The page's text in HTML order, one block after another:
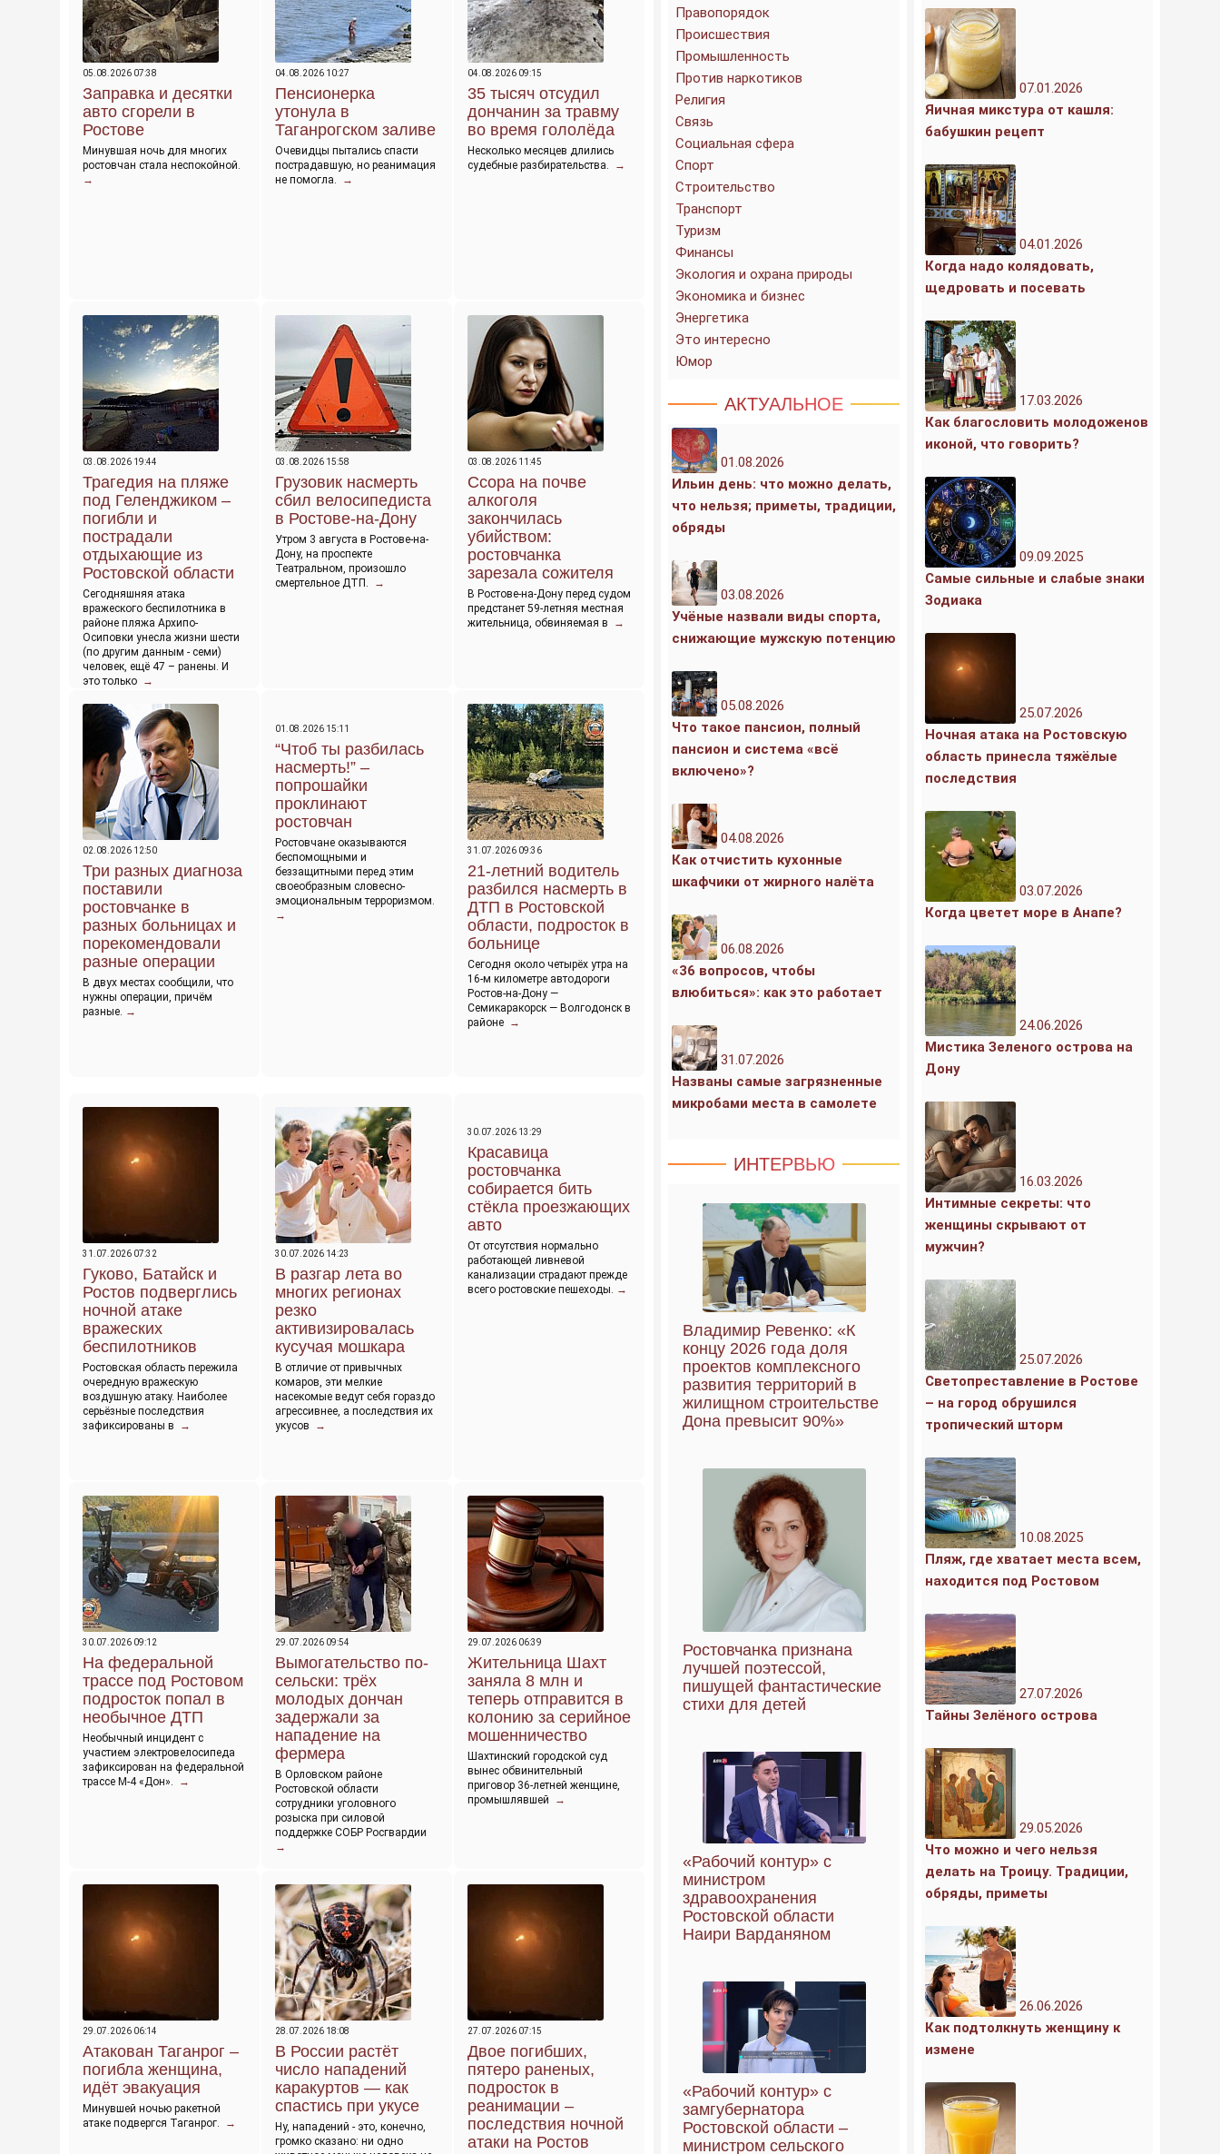
05.08.2026 07:38
Заправка и десятки
авто сгорели в
Ростове
Минувшая ночь для многих
ростовчан стала неспокойной.
→
04.08.2026 10:27
Пенсионерка
утонула в
Таганрогском заливе
Очевидцы пытались спасти
пострадавшую, но реанимация
не помогла.
→
04.08.2026 09:15
35 тысяч отсудил
дончанин за травму
во время гололёда
Несколько месяцев длились
судебные разбирательства.
→
03.08.2026 19:44
Трагедия на пляже
под Геленджиком –
погибли и
пострадали
отдыхающие из
Ростовской области
Сегодняшняя атака
вражеского беспилотника в
районе пляжа Архипо-
Осиповки унесла жизни шести
(по другим данным - семи)
человек, ещё 47 – ранены. И
это только →
03.08.2026 15:58
Грузовик насмерть
сбил велосипедиста
в Ростове-на-Дону
Утром 3 августа в Ростове-на-
Дону, на проспекте
Театральном, произошло
смертельное ДТП.
→
03.08.2026 11:45
Ссора на почве
алкоголя
закончилась
убийством:
ростовчанка
зарезала сожителя
В Ростове-на-Дону перед судом
предстанет 59-летняя местная
жительница, обвиняемая в
→
02.08.2026 12:50
Три разных диагноза
поставили
ростовчанке в
разных больницах и
порекомендовали
разные операции
В двух местах сообщили, что
нужны операции, причём
разные. →
01.08.2026 15:11
“Чтоб ты разбилась
насмерть!” –
попрошайки
проклинают
ростовчан
Ростовчане оказываются
беспомощными и
беззащитными перед этим
своеобразным словесно-
эмоциональным терроризмом.
→
31.07.2026 09:36
21-летний водитель
разбился насмерть в
ДТП в Ростовской
области, подросток в
больнице
Сегодня около четырёх утра на
16-м километре автодороги
Ростов-на-Дону —
Семикаракорск — Волгодонск в
районе →
31.07.2026 07:32
Гуково, Батайск и
Ростов подверглись
ночной атаке
вражеских
беспилотников
Ростовская область пережила
очередную вражескую
воздушную атаку. Наиболее
серьёзные последствия
зафиксированы в
→
30.07.2026 14:23
В разгар лета во
многих регионах
резко
активизировалась
кусучая мошкара
В отличие от привычных
комаров, эти мелкие
насекомые ведут себя гораздо
агрессивнее, а последствия их
укусов
→
30.07.2026 13:29
Красавица
ростовчанка
собирается бить
стёкла проезжающих
авто
От отсутствия нормально
работающей ливневой
канализации страдают прежде
всего ростовские пешеходы. →
30.07.2026 09:12
На федеральной
трассе под Ростовом
подросток попал в
необычное ДТП
Необычный инцидент с
участием электровелосипеда
зафиксирован на федеральной
трассе М-4 «Дон».
→
29.07.2026 09:54
Вымогательство по-
сельски: трёх
молодых дончан
задержали за
нападение на
фермера
В Орловском районе
Ростовской области
сотрудники уголовного
розыска при силовой
поддержке СОБР Росгвардии
→
29.07.2026 06:39
Жительница Шахт
заняла 8 млн и
теперь отправится в
колонию за серийное
мошенничество
Шахтинский городской суд
вынес обвинительный
приговор 36-летней женщине,
промышлявшей
→
29.07.2026 06:14
Атакован Таганрог –
погибла женщина,
идёт эвакуация
Минувшей ночью ракетной
атаке подвергся Таганрог.
→
28.07.2026 18:08
В России растёт
число нападений
каракуртов — как
спастись при укусе
Ну, нападений - это, конечно,
громко сказано: ни одно
27.07.2026 07:15
Двое погибших,
пятеро раненых,
подросток в
реанимации –
последствия ночной
атаки на Ростов
Правопорядок
Происшествия
Промышленность
Против наркотиков
Религия
Связь
Социальная сфера
Спорт
Строительство
Транспорт
Туризм
Финансы
Экология и охрана природы
Экономика и бизнес
Энергетика
Это интересно
Юмор
АКТУАЛЬНОЕ
01.08.2026
Ильин день: что можно делать,
что нельзя; приметы, традиции,
обряды
03.08.2026
Учёные назвали виды спорта,
снижающие мужскую потенцию
05.08.2026
Что такое пансион, полный
пансион и система «всё
включено»?
04.08.2026
Как отчистить кухонные
шкафчики от жирного налёта
06.08.2026
«36 вопросов, чтобы
влюбиться»: как это работает
31.07.2026
Названы самые загрязненные
микробами места в самолете
ИНТЕРВЬЮ
Владимир Ревенко: «К
концу 2026 года доля
проектов комплексного
развития территорий в
жилищном строительстве
Дона превысит 90%»
Ростовчанка признана
лучшей поэтессой,
пишущей фантастические
стихи для детей
«Рабочий контур» с
министром
здравоохранения
Ростовской области
Наири Варданяном
«Рабочий контур» с
замгубернатора
Ростовской области –
министром сельского
07.01.2026
Яичная микстура от кашля:
бабушкин рецепт
04.01.2026
Когда надо колядовать,
щедровать и посевать
17.03.2026
Как благословить молодоженов
иконой, что говорить?
09.09.2025
Самые сильные и слабые знаки
Зодиака
25.07.2026
Ночная атака на Ростовскую
область принесла тяжёлые
последствия
03.07.2026
Когда цветет море в Анапе?
24.06.2026
Мистика Зеленого острова на
Дону
16.03.2026
Интимные секреты: что
женщины скрывают от
мужчин?
25.07.2026
Светопреставление в Ростове
– на город обрушился
тропический шторм
10.08.2025
Пляж, где хватает места всем,
находится под Ростовом
27.07.2026
Тайны Зелёного острова
29.05.2026
Что можно и чего нельзя
делать на Троицу. Традиции,
обряды, приметы
26.06.2026
Как подтолкнуть женщину к
измене